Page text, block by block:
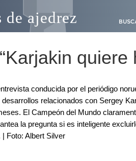
ajedrez
quiere
conducida por el periódigo
relacionados con Sergey
El Campeón del Mundo
la pregunta si es inteligente
Foto: Albert Silver